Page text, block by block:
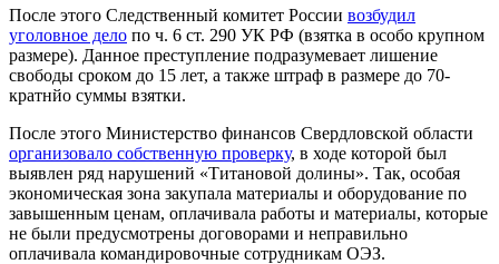
После этого Следственный комитет России возбудил
уголовное дело по ч. 6 ст. 290 УК РФ (взятка в особо крупном
размере). Данное преступление подразумевает лишение
свободы сроком до 15 лет, а также штраф в размере до 70-
кратнйо суммы взятки.
После этого Министерство финансов Свердловской области
организовало собственную проверку, в ходе которой был
выявлен ряд нарушений «Титановой долины». Так, особая
экономическая зона закупала материалы и оборудование по
завышенным ценам, оплачивала работы и материалы, которые
не были предусмотрены договорами и неправильно
оплачивала командировочные сотрудникам ОЭЗ.